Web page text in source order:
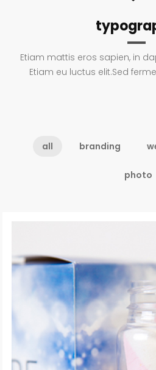
Etiam mattis eros sapien, in
Etiam eu luctus elit.Sed
all branding
photo